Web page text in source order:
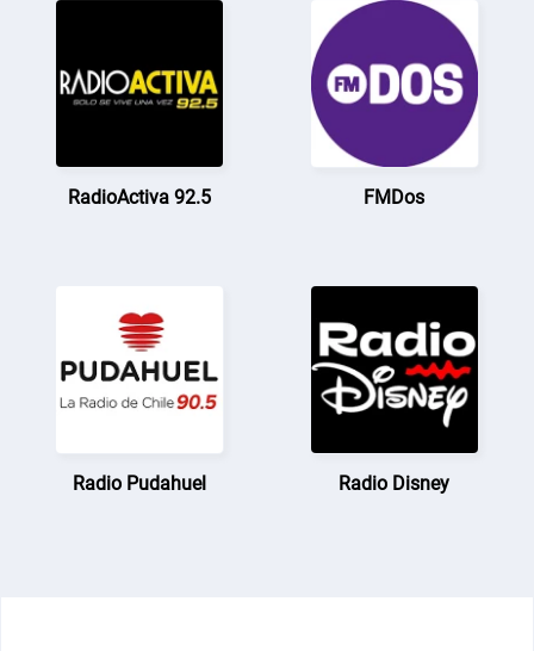
RadioActiva 92.5 FMDos
Radio Pudahuel Radio Disney